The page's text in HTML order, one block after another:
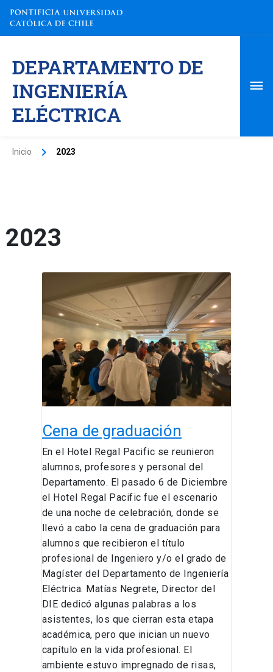
contenido
DEPARTAMENTO DE
INGENIERÍA
ELÉCTRICA
Inicio 2023
2023
Cena de graduación
En el Hotel Regal Pacific se reunieron
alumnos, profesores y personal del
Departamento. El pasado 6 de Diciembre
el Hotel Regal Pacific fue el escenario
de una noche de celebración, donde se
llevó a cabo la cena de graduación para
alumnos que recibieron el título
profesional de Ingeniero y/o el grado de
Magíster del Departamento de Ingeniería
Eléctrica. Matías Negrete, Director del
DIE dedicó algunas palabras a los
asistentes, los que cierran esta etapa
académica, pero que inician un nuevo
capítulo en la vida profesional. El
ambiente estuvo impregnado de risas,
graduación